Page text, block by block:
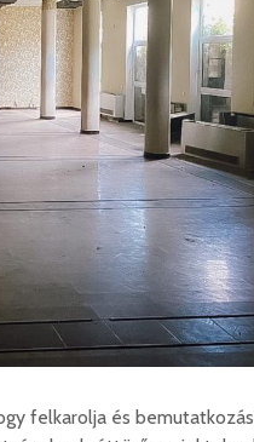
felkarolja és
augusztus 04.
aki
tanévet kezdeni
megtekintés
jól a cigányok